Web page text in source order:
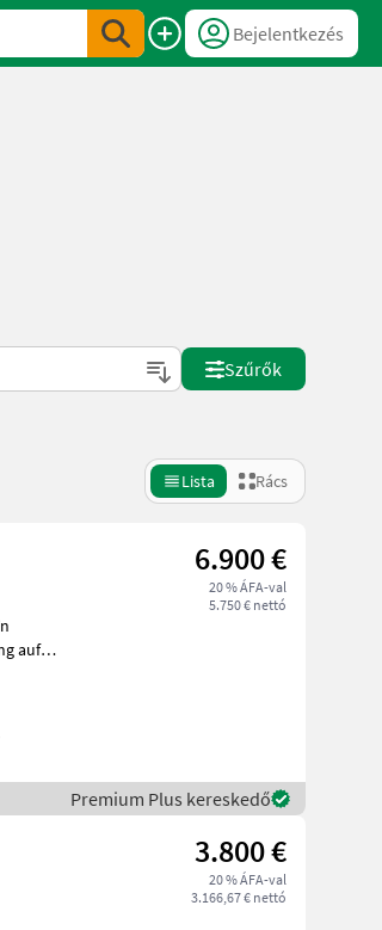
Bejelentkezés
Szűrők
Lista Rács
6.900 €
20 % ÁFA-val
5.750 € nettó
Premium Plus kereskedő
3.800 €
20 % ÁFA-val
3.166,67 € nettó